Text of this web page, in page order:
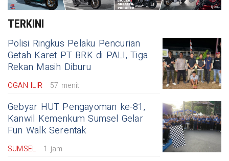
TERKINI
Polisi Ringkus Pelaku Pencurian
Getah Karet PT BRK di PALI, Tiga
Rekan Masih Diburu
OGAN ILIR 57 menit
Gebyar HUT Pengayoman ke-81,
Kanwil Kemenkum Sumsel Gelar
Fun Walk Serentak
SUMSEL 1 jam